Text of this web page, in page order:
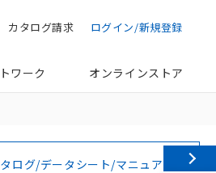
ログイン/新規登録
カタログ請求
ワーク オンラインストア
ログ/データシート/マニュアル